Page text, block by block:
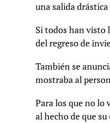
una salida
Si todos han visto
del regreso de
También se
mostraba al
Para los que no lo
al hecho de que su